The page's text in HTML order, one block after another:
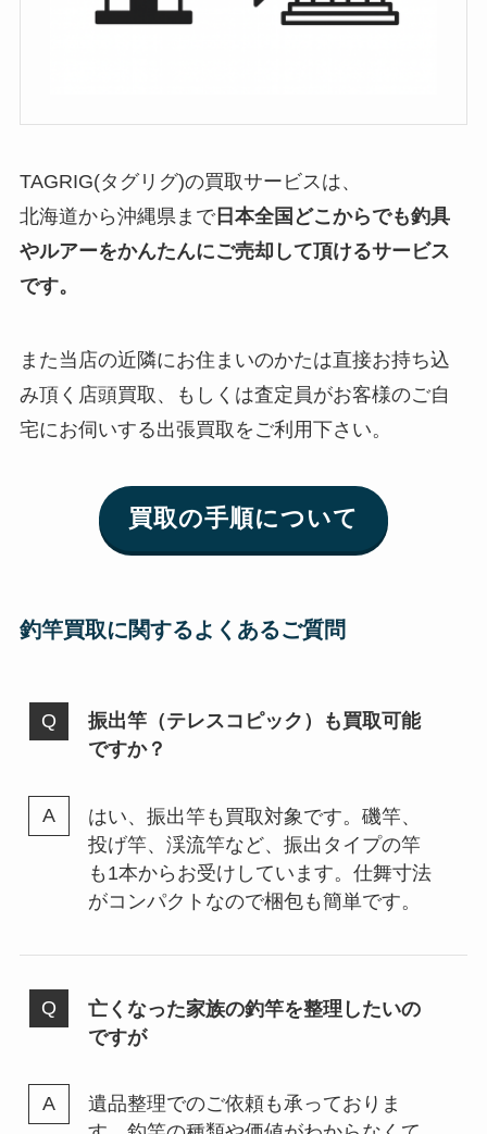
TAGRIG(タグリグ)の買取サービスは、
北海道から沖縄県まで日本全国どこからでも釣具
やルアーをかんたんにご売却して頂けるサービス
です。
また当店の近隣にお住まいのかたは直接お持ち込
み頂く店頭買取、もしくは査定員がお客様のご自
宅にお伺いする出張買取をご利用下さい。
買取の手順について
釣竿買取に関するよくあるご質問
振出竿（テレスコピック）も買取可能
ですか？
はい、振出竿も買取対象です。磯竿、
投げ竿、渓流竿など、振出タイプの竿
も1本からお受けしています。仕舞寸法
がコンパクトなので梱包も簡単です。
亡くなった家族の釣竿を整理したいの
ですが
遺品整理でのご依頼も承っておりま